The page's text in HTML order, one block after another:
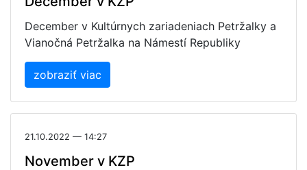
December v Kultúrnych zariadeniach Petržalky a
Vianočná Petržalka na Námestí Republiky
zobraziť viac
21.10.2022 — 14:27
November v KZP